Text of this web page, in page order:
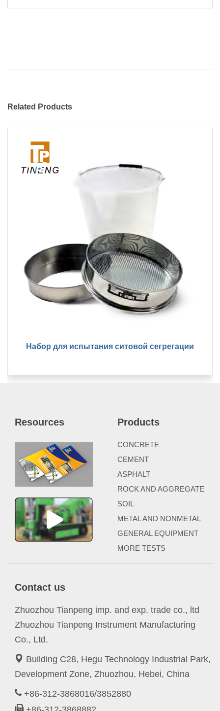
Related Products
Набор для испытания ситовой сегрегации
Resources Products
CONCRETE
CEMENT
ASPHALT
ROCK AND AGGREGATE
SOIL
METAL AND NONMETAL
GENERAL EQUIPMENT
MORE TESTS
Contact us
Zhuozhou Tianpeng imp. and exp. trade co., ltd
Zhuozhou Tianpeng Instrument Manufacturing
Co., Ltd.
Building C28, Hegu Technology Industrial Park,
Development Zone, Zhuozhou, Hebei, China
+86-312-3868016/3852880